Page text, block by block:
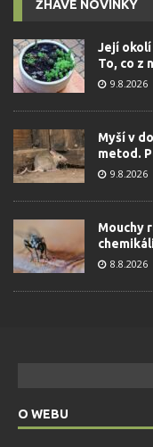
ŽHAVÉ NOVINKY
Její
To, co z
9.8.2026
Myší v
metod.
9.8.2026
Mouchy
8.8.2026
O WEBU